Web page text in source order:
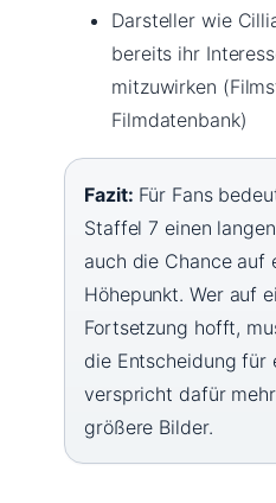
Darsteller wie
bereits ihr
mitzuwirken
Filmdatenbank)
Fazit: Für Fans
Staffel 7 einen
auch die Chance auf
Höhepunkt. Wer auf
Fortsetzung hofft,
die Entscheidung für
verspricht dafür
größere Bilder.